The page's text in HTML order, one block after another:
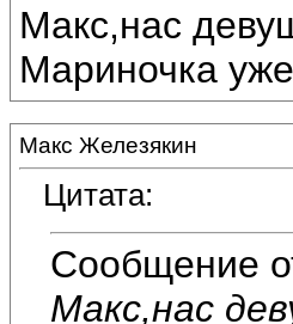
Макс,нас
Мариночка
Макс Железякин
Цитата:
Сообщение
Макс,нас